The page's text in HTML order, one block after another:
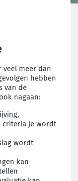
veel meer dan
hebben
van de
nagaan:
criteria je wordt
wordt
kan